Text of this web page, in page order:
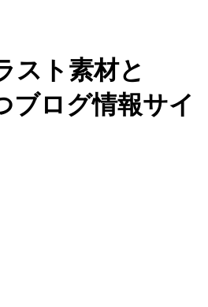
スト素材と
ブログ情報サイ